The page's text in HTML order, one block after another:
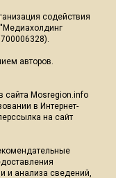
содействия
авторов.
сайта Mosregion.info
в Интернет-
на сайт
и анализа сведений,